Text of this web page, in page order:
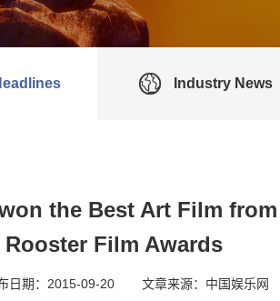
Industry News
the Best Art Film
Rooster Film Awards
日期：2015-09-20 文章来源：中国娱乐网